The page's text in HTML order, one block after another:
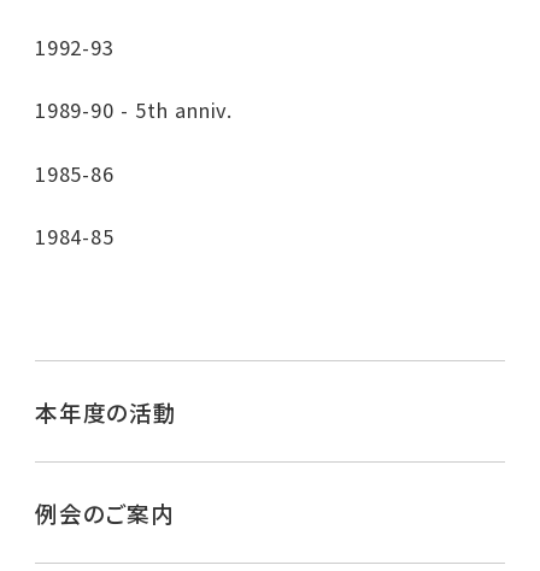
1992-93
1989-90 - 5th anniv.
1985-86
1984-85
本年度の活動
例会のご案内